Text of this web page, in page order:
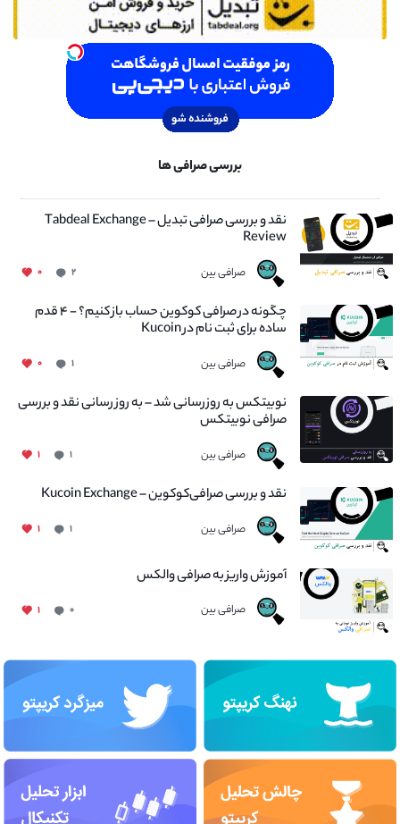
بررسی صرافی ها
نقد و بررسی صرافی تبدیل – Tabdeal Exchange
Review
صرافی بین ۲ ۰
چگونه در صرافی کوکوین حساب باز کنیم؟ - ۴ قدم
ساده برای ثبت نام در Kucoin
صرافی بین ۱ ۰
نوبیتکس به روزرسانی شد – به روز رسانی نقد و بررسی
صرافی نوبیتکس
صرافی بین ۱ ۱
نقد و بررسی صرافی‌کوکوین – Kucoin Exchange
صرافی بین ۱ ۱
آموزش واریز به صرافی والکس
صرافی بین ۰ ۱